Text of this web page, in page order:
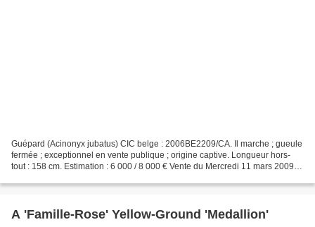
Guépard (Acinonyx jubatus) CIC belge : 2006BE2209/CA. Il marche ; gueule
fermée ; exceptionnel en vente publique ; origine captive. Longueur hors-
tout : 158 cm. Estimation : 6 000 / 8 000 € Vente du Mercredi 11 mars 2009.
A 'Famille-Rose' Yellow-Ground 'Medallion'